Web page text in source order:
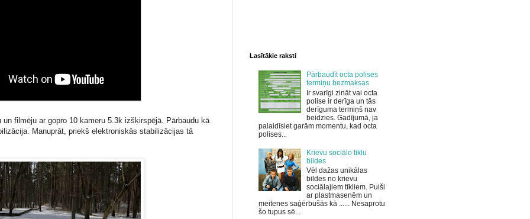
filmēju ar gopro 10 kameru 5.3k izšķirspējā. Pārbaudu kā
Manuprāt, priekš elektroniskās stabilizācijas tā
Lasītākie raksti
Pārbaudīt octa polises
termiņu bezmaksas
Ir svarīgi zināt vai octa
polise ir derīga un tās
derīguma termiņš nav
beidzies. Gadījumā, ja
palaidīsiet garām momentu, kad octa
polises...
Krievu sociālo tīklu
bildes
Vēl dažas unikālas
bildes no krievu
sociālajiem tīkliem. Puiši
ar plastmasenēm un
meitenes saģērbušās kā ...... Nesaprotu
šo tupus sē...